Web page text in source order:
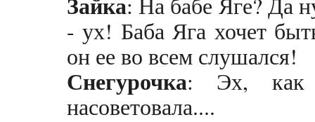
- ух! Баба Яга хочет
он ее во всем слушался!
Снегурочка: Эх, как
насоветовала....